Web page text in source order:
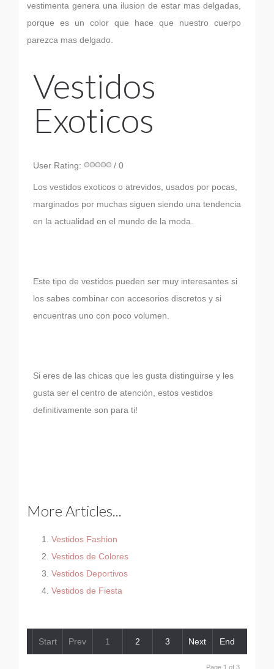
vestimenta genera una ilusion de estar mas delgadas,
porque es un color que hace que nuestro cuerpo
parezca mas delgado.
Vestidos
Exoticos
User Rating: / 0
Los vestidos exoticos o atrevidos, usados por pocas,
marginados por muchas siguen siendo una tendencia
en la actualidad en el mundo de la moda.
Este tipo de vestidos pueden ser muy interesantes si
los sabes combinar con accesorios discretos y si
encuentras uno con poco volumen.
Si eres de las chicas que les gusta distinguirse y les
gusta ser el centro de atención, estos vestidos
definitivamente son para ti!
More Articles...
Vestidos Fashion
Vestidos de Colores
Vestidos Deportivos
Vestidos de Fiesta
Start Prev 1 2 3 Next End
Page 1 of 3